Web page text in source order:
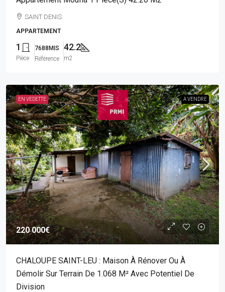
SAINT DENIS
APPARTEMENT
1
Pièce
7688MIS
Référence
42.2
m2
EN VEDETTE A VENDRE
220 000€
CHALOUPE SAINT-LEU : Maison À Rénover Ou À
Démolir Sur Terrain De 1.068 M² Avec Potentiel De
Division